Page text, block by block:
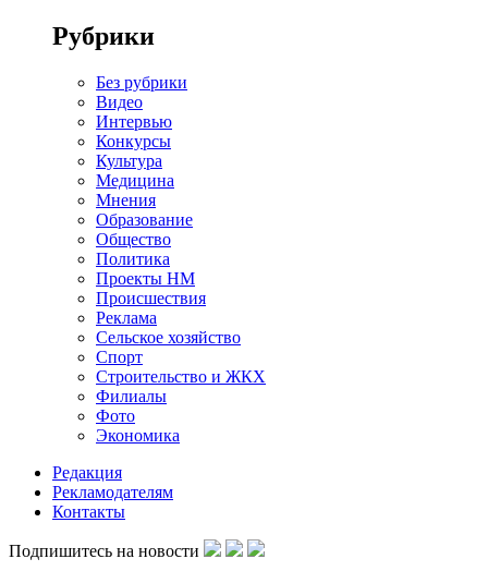
Рубрики
Без рубрики
Видео
Интервью
Конкурсы
Культура
Медицина
Мнения
Образование
Общество
Политика
Проекты НМ
Происшествия
Реклама
Сельское хозяйство
Спорт
Строительство и ЖКХ
Филиалы
Фото
Экономика
Редакция
Рекламодателям
Контакты
Подпишитесь на новости